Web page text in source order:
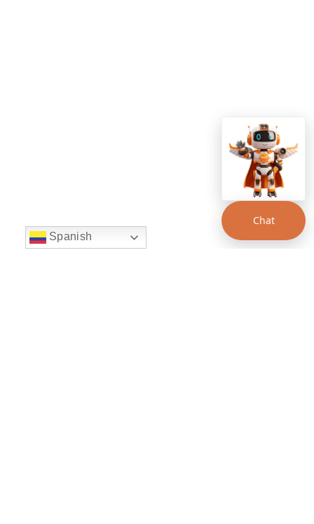
Spanish
Chat